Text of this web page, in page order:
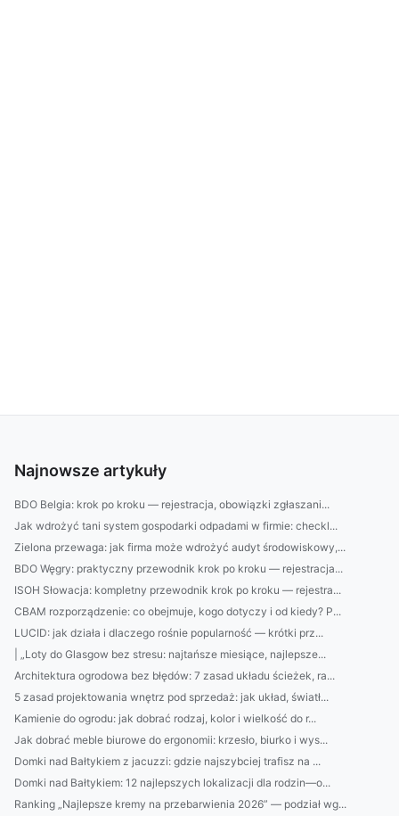
Najnowsze artykuły
BDO Belgia: krok po kroku — rejestracja, obowiązki zgłaszani...
Jak wdrożyć tani system gospodarki odpadami w firmie: checkl...
Zielona przewaga: jak firma może wdrożyć audyt środowiskowy,...
BDO Węgry: praktyczny przewodnik krok po kroku — rejestracja...
ISOH Słowacja: kompletny przewodnik krok po kroku — rejestra...
CBAM rozporządzenie: co obejmuje, kogo dotyczy i od kiedy? P...
LUCID: jak działa i dlaczego rośnie popularność — krótki prz...
| „Loty do Glasgow bez stresu: najtańsze miesiące, najlepsze...
Architektura ogrodowa bez błędów: 7 zasad układu ścieżek, ra...
5 zasad projektowania wnętrz pod sprzedaż: jak układ, światł...
Kamienie do ogrodu: jak dobrać rodzaj, kolor i wielkość do r...
Jak dobrać meble biurowe do ergonomii: krzesło, biurko i wys...
Domki nad Bałtykiem z jacuzzi: gdzie najszybciej trafisz na ...
Domki nad Bałtykiem: 12 najlepszych lokalizacji dla rodzin—o...
Ranking „Najlepsze kremy na przebarwienia 2026” — podział wg...